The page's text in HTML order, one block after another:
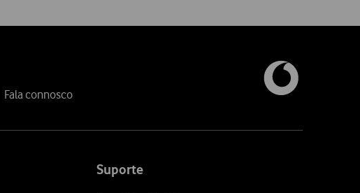
Fala connosco
Suporte